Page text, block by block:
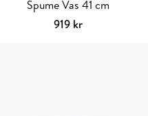
Spume Vas 41 cm
919 kr